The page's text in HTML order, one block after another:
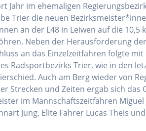
Jahr im ehemaligen
Trier die neuen
an der L48 in Leiwen auf die
Neben der Herausforderung
an das Einzelzeitfahren folgte
Radsportbezirks Trier, wie in den
Auch am Berg wieder von
Strecken und Zeiten ergab sich
im Mannschaftszeitfahren
Jung, Elite Fahrer Lucas Theis